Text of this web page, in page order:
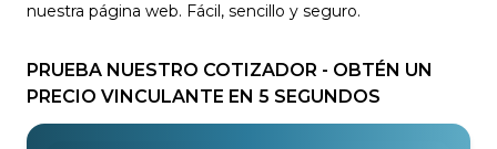
nuestra página web. Fácil, sencillo y seguro.
PRUEBA NUESTRO COTIZADOR - OBTÉN UN
PRECIO VINCULANTE EN 5 SEGUNDOS